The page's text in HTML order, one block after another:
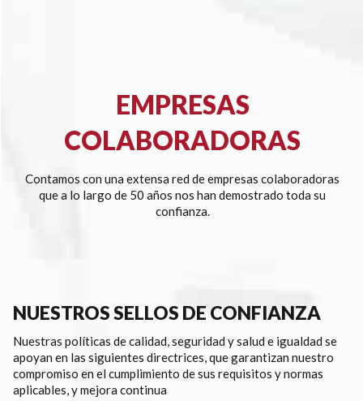
EMPRESAS
COLABORADORAS
Contamos con una extensa red de empresas colaboradoras
que a lo largo de 50 años nos han demostrado toda su
confianza.
NUESTROS SELLOS DE CONFIANZA
Nuestras políticas de calidad, seguridad y salud e igualdad se
apoyan en las siguientes directrices, que garantizan nuestro
compromiso en el cumplimiento de sus requisitos y normas
aplicables, y mejora continua